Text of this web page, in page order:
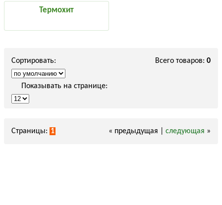
Термохит
Всего товаров: 0
Сортировать:
Показывать на странице:
« предыдущая | следующая »
Страницы: 1